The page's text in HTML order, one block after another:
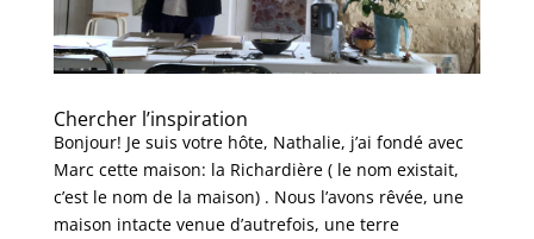
Chercher l’inspiration
Bonjour! Je suis votre hôte, Nathalie, j’ai fondé avec
Marc cette maison: la Richardière ( le nom existait,
c’est le nom de la maison) . Nous l’avons rêvée, une
maison intacte venue d’autrefois, une terre